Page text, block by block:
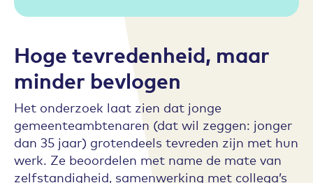
Hoge tevredenheid, maar
minder bevlogen
Het onderzoek laat zien dat jonge
gemeenteambtenaren (dat wil zeggen: jonger
dan 35 jaar) grotendeels tevreden zijn met hun
werk. Ze beoordelen met name de mate van
zelfstandigheid, samenwerking met collega’s